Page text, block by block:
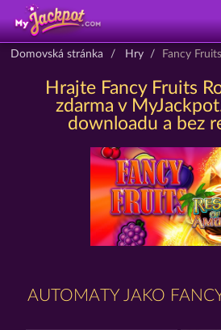
Domovská stránka Hry Fancy
Hrajte Fancy Fruits
zdarma v
downloadu a bez
AUTOMATY JAKO